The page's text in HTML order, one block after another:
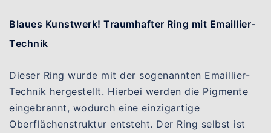
Blaues Kunstwerk! Traumhafter Ring mit Emaillier-
Technik
Dieser Ring wurde mit der sogenannten Emaillier-
Technik hergestellt. Hierbei werden die Pigmente
eingebrannt, wodurch eine einzigartige
Oberflächenstruktur entsteht. Der Ring selbst ist